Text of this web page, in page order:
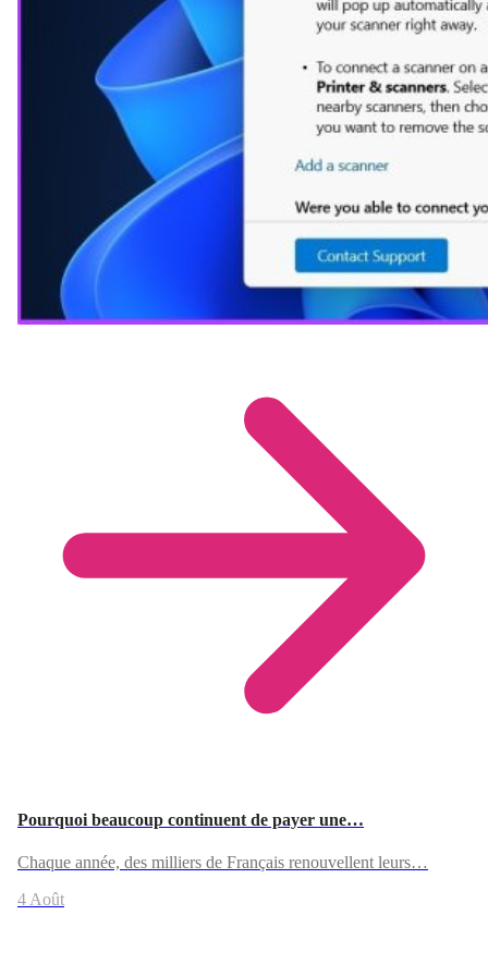
Pourquoi beaucoup continuent de payer une…
Chaque année, des milliers de Français renouvellent leurs…
4 Août